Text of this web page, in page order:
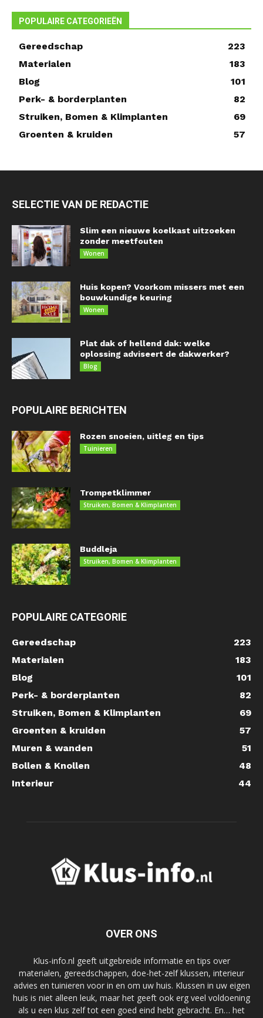
POPULAIRE CATEGORIEËN
Gereedschap
223
Materialen
183
Blog
101
Perk- & borderplanten
82
Struiken, Bomen & Klimplanten
69
Groenten & kruiden
57
SELECTIE VAN DE REDACTIE
Slim een nieuwe koelkast uitzoeken
zonder meetfouten
Wonen
Huis kopen? Voorkom missers met een
bouwkundige keuring
Wonen
Plat dak of hellend dak: welke
oplossing adviseert de dakwerker?
Blog
POPULAIRE BERICHTEN
Rozen snoeien, uitleg en tips
Tuinieren
Trompetklimmer
Struiken, Bomen & Klimplanten
Buddleja
Struiken, Bomen & Klimplanten
POPULAIRE CATEGORIE
Gereedschap
223
Materialen
183
Blog
101
Perk- & borderplanten
82
Struiken, Bomen & Klimplanten
69
Groenten & kruiden
57
Muren & wanden
51
Bollen & Knollen
48
Interieur
44
OVER ONS
Klus-info.nl geeft uitgebreide informatie en tips over
materialen, gereedschappen, doe-het-zelf klussen, interieur
advies en tuinieren voor in en om uw huis. Klussen in uw eigen
huis is niet alleen leuk, maar het geeft ook erg veel voldoening
als u een klus zelf tot een goed eind hebt gebracht. En… het